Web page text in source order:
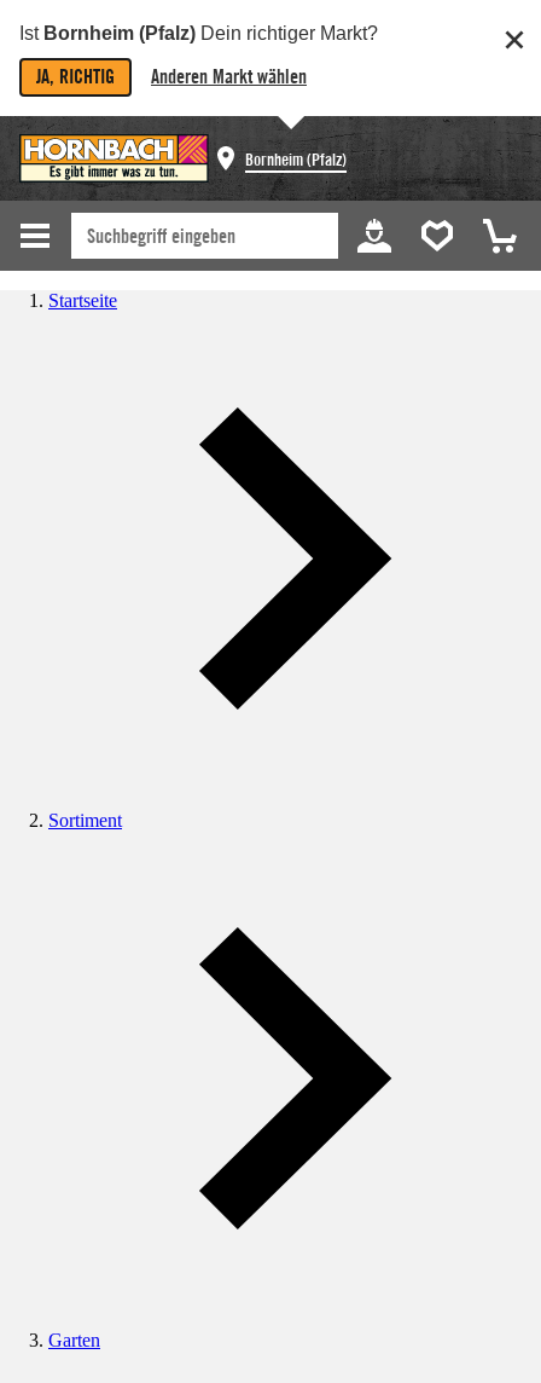
Ist Bornheim (Pfalz) Dein richtiger Markt?
JA, RICHTIG Anderen Markt wählen
Bornheim (Pfalz)
Startseite
Sortiment
Garten